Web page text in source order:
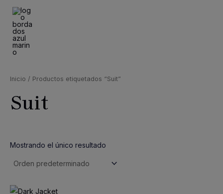
contenido
Inicio / Productos etiquetados “Suit”
Suit
Mostrando el único resultado